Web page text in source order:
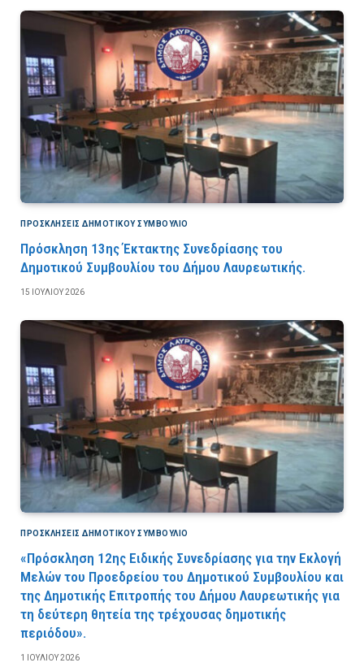
ΠΡΟΣΚΛΉΣΕΙΣ ΔΗΜΟΤΙΚΟΎ ΣΥΜΒΟΎΛΙΟ
Πρόσκληση 13ης Έκτακτης Συνεδρίασης του
Δημοτικού Συμβουλίου του Δήμου Λαυρεωτικής.
15 ΙΟΥΛΊΟΥ 2026
ΠΡΟΣΚΛΉΣΕΙΣ ΔΗΜΟΤΙΚΟΎ ΣΥΜΒΟΎΛΙΟ
«Πρόσκληση 12ης Ειδικής Συνεδρίασης για την Εκλογή
Μελών του Προεδρείου του Δημοτικού Συμβουλίου και
της Δημοτικής Επιτροπής του Δήμου Λαυρεωτικής για
τη δεύτερη θητεία της τρέχουσας δημοτικής
περιόδου».
1 ΙΟΥΛΊΟΥ 2026